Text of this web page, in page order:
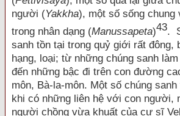
người (Yakkha), một số sống
trong nhân dạng (Manussapeta)43.
sanh tồn tại trong quỷ giới rất đông,
hạng, loại; từ những chúng sanh
đến những bậc đi trên con đường
môn, Bà-la-môn. Một số chúng
khi có những liên hệ với con người,
người chồng vừa khuất của cư sĩ